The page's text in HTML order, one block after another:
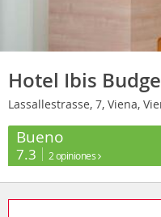
Hotel Ibis
Lassallestrasse, 7, Viena,
Bueno
7.3 2 opiniones